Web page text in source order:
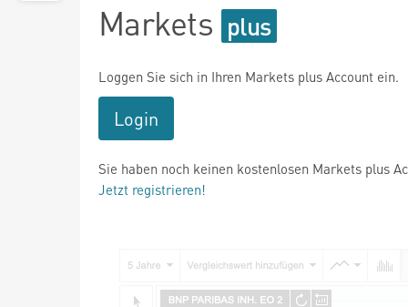
Markets
Loggen Sie sich in Ihren Markets plus Account ein.
Login
Sie haben noch keinen kostenlosen Markets plus
Jetzt registrieren!